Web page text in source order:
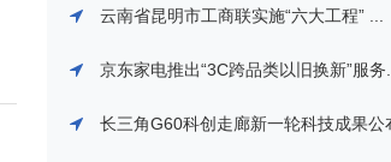
云南省昆明市工商联实施“六大工程” ...
京东家电推出“3C跨品类以旧换新”服务...
长三角G60科创走廊新一轮科技成果公